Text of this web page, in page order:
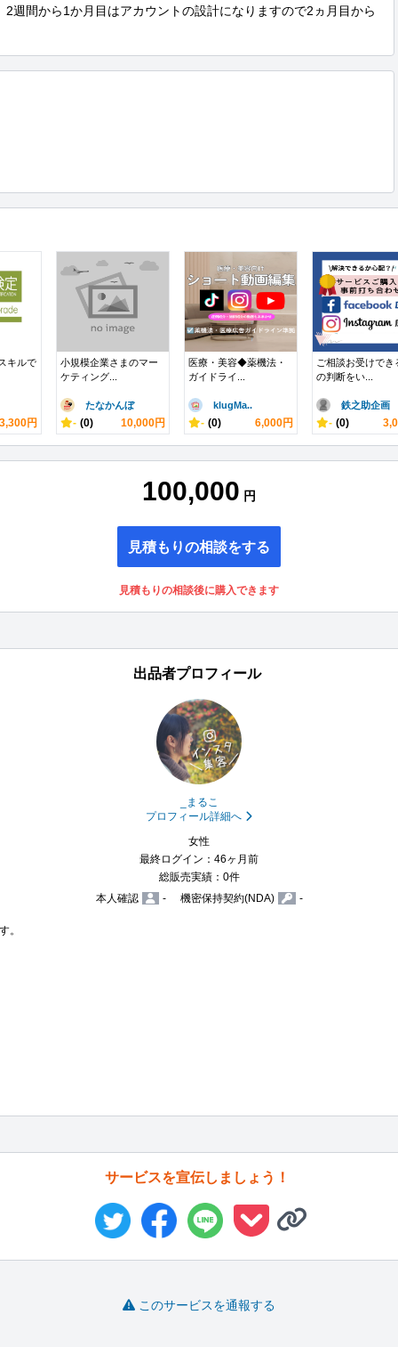
週間から1か月目はアカウントの設計になりますので2ヵ月目から
キルで
3,300円
小規模企業さまのマー
ケティング...
たなかんぼ
- (0) 10,000円
医療・美容◆薬機法・
ガイドライ...
klugMa..
- (0) 6,000円
ご相談お受けでき
の判断をい...
鉄之助企画
- (0)
100,000 円
見積もりの相談をする
見積もりの相談後に購入できます
出品者プロフィール
_まるこ
プロフィール詳細へ
女性
最終ログイン：46ヶ月前
総販売実績：0件
本人確認
- 機密保持契約(NDA) -
。
サービスを宣伝しましょう！
このサービスを通報する